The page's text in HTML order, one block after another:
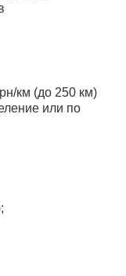
км (до 250 км)
или по